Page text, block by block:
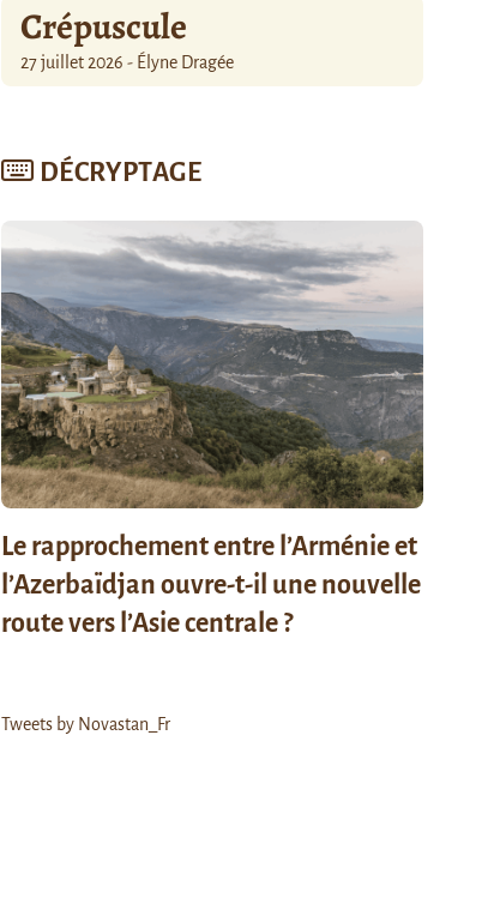
Crépuscule
27 juillet 2026 - Élyne Dragée
DÉCRYPTAGE
Le rapprochement entre l’Arménie et
l’Azerbaïdjan ouvre-t-il une nouvelle
route vers l’Asie centrale ?
Tweets by Novastan_Fr